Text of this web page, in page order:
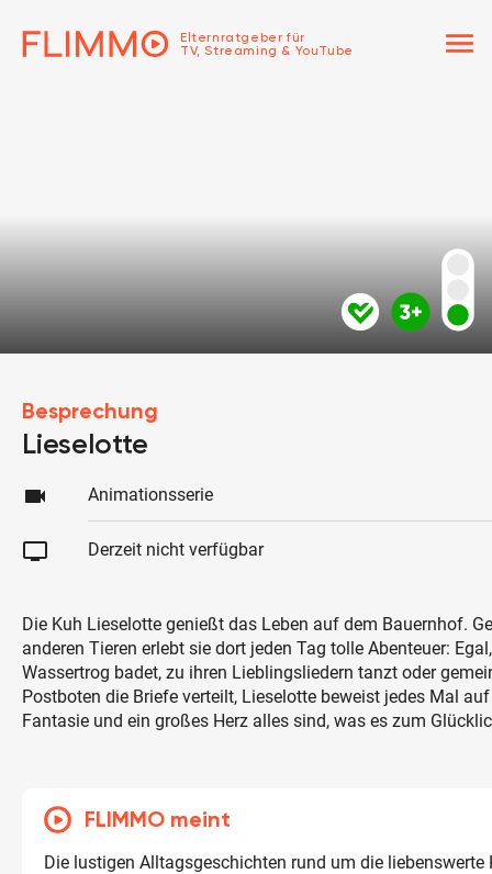
Elternratgeber für
TV, Streaming & YouTube
menu
Besprechung
Lieselotte
videocam Animationsserie
tv Derzeit nicht verfügbar
Die Kuh Lieselotte genießt das Leben auf dem Bauernhof.
anderen Tieren erlebt sie dort jeden Tag tolle Abenteuer:
Wassertrog badet, zu ihren Lieblingsliedern tanzt oder
Postboten die Briefe verteilt, Lieselotte beweist jedes Mal
Fantasie und ein großes Herz alles sind, was es zum
FLIMMO meint
Die lustigen Alltagsgeschichten rund um die liebenswerte